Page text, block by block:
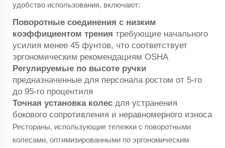
удобство использования, включают:
Поворотные соединения с низким
коэффициентом трения требующие начального
усилия менее 45 фунтов, что соответствует
эргономическим рекомендациям OSHA
Регулируемые по высоте ручки
предназначенные для персонала ростом от 5-го
до 95-го процентиля
Точная установка колес для устранения
бокового сопротивления и неравномерного износа
Рестораны, использующие тележки с поворотными
колесами, оптимизированными по эргономическим